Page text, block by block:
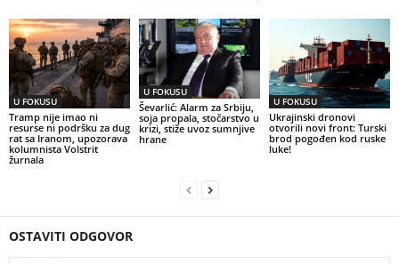
U FOKUSU
Tramp nije imao ni
resurse ni podršku za dug
rat sa Iranom, upozorava
kolumnista Volstrit
žurnala
U FOKUSU
Ševarlić: Alarm za Srbiju,
soja propala, stočarstvo u
krizi, stiže uvoz sumnjive
hrane
U FOKUSU
Ukrajinski dronovi
otvorili novi front: Turski
brod pogođen kod ruske
luke!
OSTAVITI ODGOVOR